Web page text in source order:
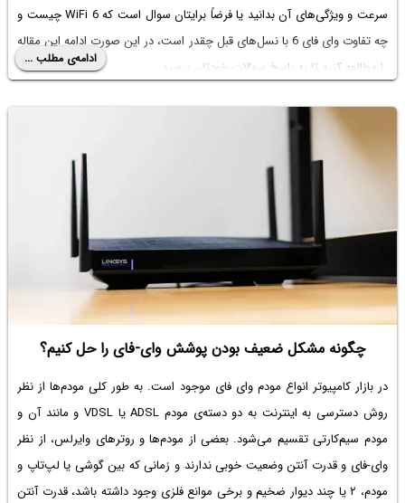
سرعت و ویژگی‌های آن بدانید یا فرضاً برایتان سوال است کهWiFi 6چیست و
چهتفاوت وای فای 6 با نسل‌‌های قبل چقدر است، در این صورت ادامه این مقاله
را مطالعه کنید تا به پاسخ سوالات خودتان برسید.
ادامه‌ی مطلب ...
چگونه مشکل ضعیف بودن پوشش وای-فای را حل کنیم؟
در بازار کامپیوتر انواع مودم وای فای موجود است. به طور کلی مودم‌ها از نظر
روش دسترسی به اینترنت به دو دسته‌ی مودم ADSL یا VDSL و مانند آن و
مودم سیم‌کارتی تقسیم می‌شود. بعضی از مودم‌ها و روترهای وایرلس، از نظر
وای-فای و قدرت آنتن وضعیت خوبی ندارند و زمانی که بین گوشی یا لپ‌تاپ و
مودم، ۲ یا چند دیوار ضخیم و برخی موانع فلزی وجود داشته باشد، قدرت آنتن